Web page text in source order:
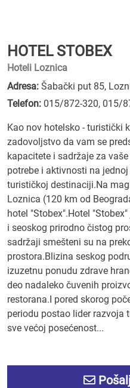
HOTEL STOBEX
Hoteli Loznica
Adresa: Šabački put 85,
Telefon: 015/872-320, 015/
Kao nov hotelsko - turistički
zadovoljstvo da vam se
kapacitete i sadržaje za
potrebe i aktivnosti na
turističkoj destinaciji.Na
Loznica (120 km od
hotel "Stobex".Hotel
i seoskog prirodno čistog
sadržaji smešteni su na
prostora.Blizina seskog
izuzetnu ponudu zdrave
deo nadaleko čuvenih
restorana.I pored skorog
periodu postao lider razvoja
sve većoj posećenost...